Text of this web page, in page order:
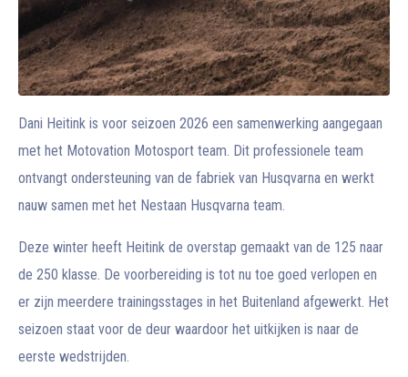
Dani Heitink is voor seizoen 2026 een samenwerking aangegaan
met het Motovation Motosport team. Dit professionele team
ontvangt ondersteuning van de fabriek van Husqvarna en werkt
nauw samen met het Nestaan Husqvarna team.
Deze winter heeft Heitink de overstap gemaakt van de 125 naar
de 250 klasse. De voorbereiding is tot nu toe goed verlopen en
er zijn meerdere trainingsstages in het Buitenland afgewerkt. Het
seizoen staat voor de deur waardoor het uitkijken is naar de
eerste wedstrijden.